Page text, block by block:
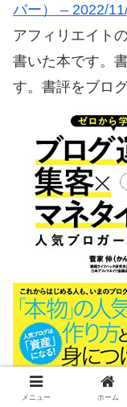
バー） – 2022/
アフィリエイト
書いた本です。
す。書評をブロ
ゼロから学べる
メニュー ホーム